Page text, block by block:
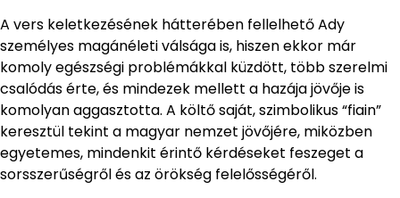
A vers keletkezésének hátterében fellelhető Ady
személyes magánéleti válsága is, hiszen ekkor már
komoly egészségi problémákkal küzdött, több szerelmi
csalódás érte, és mindezek mellett a hazája jövője is
komolyan aggasztotta. A költő saját, szimbolikus “fiain”
keresztül tekint a magyar nemzet jövőjére, miközben
egyetemes, mindenkit érintő kérdéseket feszeget a
sorsszerűségről és az örökség felelősségéről.